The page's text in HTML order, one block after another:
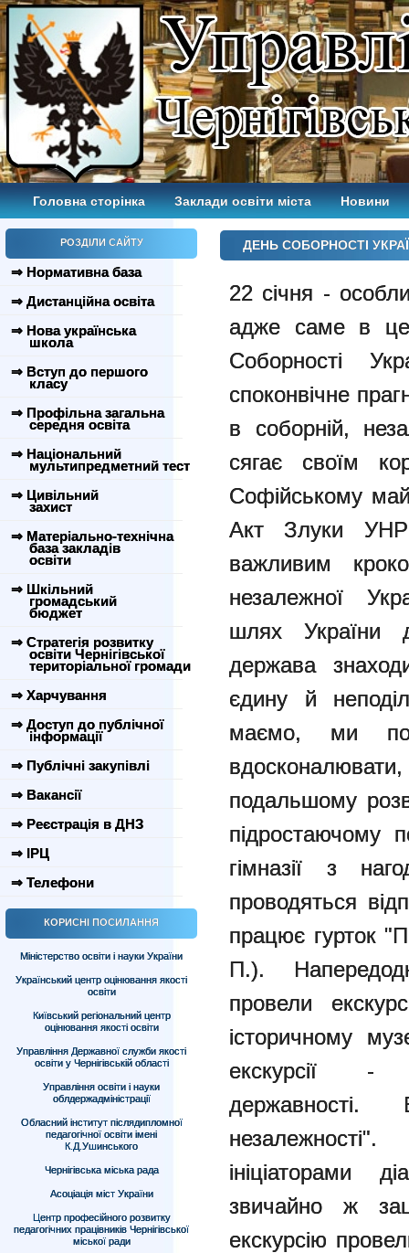
Головна сторінка Заклади освіти міста Новини
РОЗДІЛИ САЙТУ
⇒ Нормативна база
⇒ Дистанційна освіта
⇒ Нова українська
школа
⇒ Вступ до першого
класу
⇒ Профільна загальна
середня освіта
⇒ Національний
мультипредметний тест
⇒ Цивільний
захист
⇒ Матеріально-технічна
база закладів
освіти
⇒ Шкільний
громадський
бюджет
⇒ Стратегія розвитку
освіти Чернігівської
територіальної громади
⇒ Харчування
⇒ Доступ до публічної
інформації
⇒ Публічні закупівлі
⇒ Вакансії
⇒ Реєстрація в ДНЗ
⇒ ІРЦ
⇒ Телефони
КОРИСНІ ПОСИЛАННЯ
Міністерство освіти і науки України
Український центр оцінювання якості
освіти
Київський регіональний центр
оцінювання якості освіти
Управління Державної служби якості
освіти у Чернігівській області
Управління освіти і науки
облдержадміністрації
Обласний інститут післядипломної
педагогічної освіти імені
К.Д.Ушинського
Чернігівська міська рада
Асоціація міст України
Центр професійного розвитку
педагогічних працівників Чернігівської
міської ради
ДЕНЬ СОБОРНОСТІ
22 січня -
адже саме в
Соборності
споконвічне
в соборній,
сягає своїм
Софійському
Акт Злуки
важливим
незалежної
шлях України
держава
єдину й
маємо, ми
подальшому
підростаючому
гімназії з
проводяться
працює гурток
П.).
провели
історичному
екскурсії -
ініціаторами
звичайно ж
екскурсію